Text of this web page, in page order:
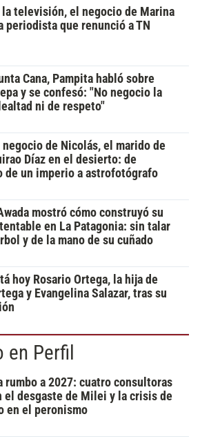
la televisión, el negocio de Marina
periodista que renunció a TN
Cana, Pampita habló sobre
y se confesó: "No negocio la
ni de respeto"
negocio de Nicolás, el marido de
Díaz en el desierto: de
de un imperio a astrofotógrafo
mostró cómo construyó su
en La Patagonia: sin talar
y de la mano de su cuñado
hoy Rosario Ortega, la hija de
y Evangelina Salazar, tras su
Perfil
rumbo a 2027: cuatro consultoras
el desgaste de Milei y la crisis de
en el peronismo